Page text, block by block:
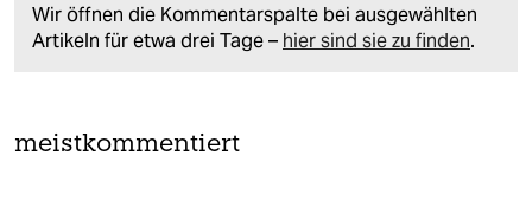
Wir öffnen die Kommentarspalte bei ausgewählten
Artikeln für etwa drei Tage – hier sind sie zu finden.
meistkommentiert